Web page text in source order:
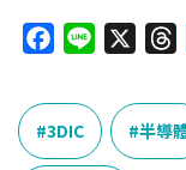
c
e
b
e
r
e
a
3DIC 半導